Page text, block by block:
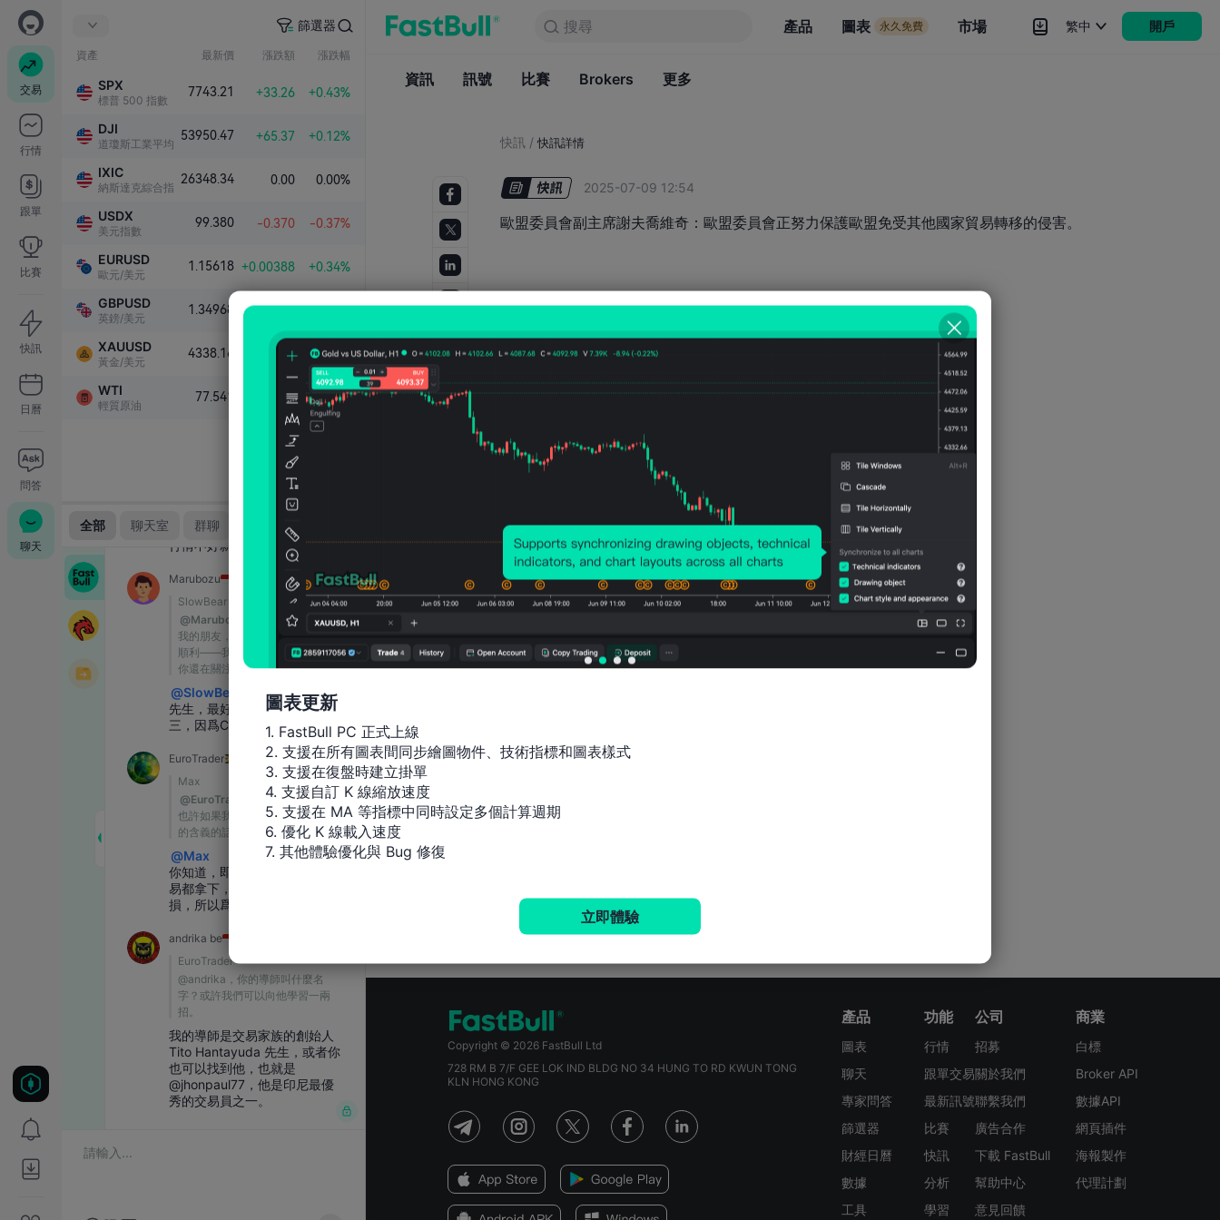
交易
行情
跟單
比賽
快訊
日曆
問答
聊天
篩選器
資產 最新價 漲跌額 漲跌幅
SPX
標普 500 指數
7743.21 +33.26 +0.43%
DJI
道瓊斯工業平均指數
53950.47 +65.37 +0.12%
IXIC
納斯達克綜合指數
26348.34 0.00 0.00%
USDX
美元指數
99.380 -0.370 -0.37%
EURUSD
歐元/美元
1.15618 +0.00388 +0.34%
GBPUSD
英鎊/美元
1.34968 +0.00441
XAUUSD
黃金/美元
4338.16 +98.14 +2.31%
WTI
輕質原油
77.541 +0.202 +0.26%
搜尋 產品 圖表 永久免費 市場
資訊 訊號
繁中 開戶
搜尋
資訊 訊號 比賽 Brokers 更多
快訊 / 快訊詳情
2025-07-09 12:54
歐盟委員會副主席謝夫喬維奇：歐盟委員會正努力保護歐盟免受其他國家貿易轉移的侵害。
Copyright © 2026 FastBull Ltd
728 RM B 7/F GEE LOK IND BLDG NO 34 HUNG TO RD KWUN TONG
KLN HONG KONG
產品
圖表
聊天
專家問答
篩選器
財經日曆
數據
工具
功能
行情
跟單交易
最新訊號
比賽
快訊
分析
學習
公司
招募
關於我們
聯繫我們
廣告合作
下載 FastBull
幫助中心
意見回饋
商業
白標
Broker API
數據API
網頁插件
海報製作
代理計劃
圖表更新
1. FastBull PC 正式上線
2. 支援在所有圖表間同步繪圖物件、技術指標和圖表樣式
3. 支援在復盤時建立掛單
4. 支援自訂 K 線縮放速度
5. 支援在 MA 等指標中同時設定多個計算週期
6. 優化 K 線載入速度
7. 其他體驗優化與 Bug 修復
立即體驗